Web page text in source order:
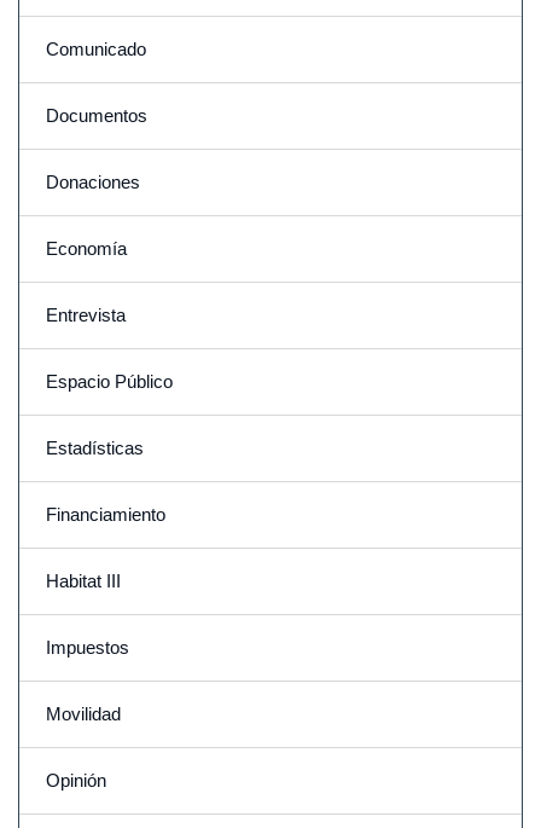
Comunicado
Documentos
Donaciones
Economía
Entrevista
Espacio Público
Estadísticas
Financiamiento
Habitat III
Impuestos
Movilidad
Opinión